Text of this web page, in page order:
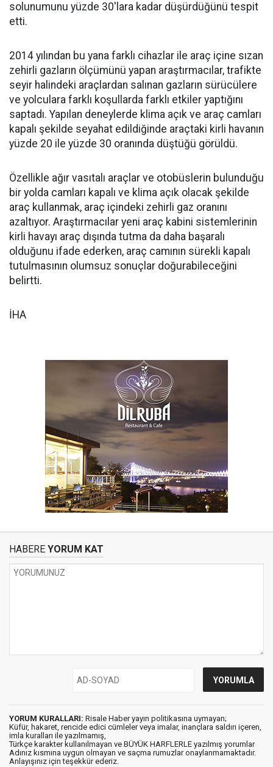
solunumunu yüzde 30'lara kadar düşürdüğünü tespit
etti.
2014 yılından bu yana farklı cihazlar ile araç içine sızan
zehirli gazların ölçümünü yapan araştırmacılar, trafikte
seyir halindeki araçlardan salınan gazların sürücülere
ve yolculara farklı koşullarda farklı etkiler yaptığını
saptadı. Yapılan deneylerde klima açık ve araç camları
kapalı şekilde seyahat edildiğinde araçtaki kirli havanın
yüzde 20 ile yüzde 30 oranında düştüğü görüldü.
Özellikle ağır vasıtalı araçlar ve otobüslerin bulunduğu
bir yolda camları kapalı ve klima açık olacak şekilde
araç kullanmak, araç içindeki zehirli gaz oranını
azaltıyor. Araştırmacılar yeni araç kabini sistemlerinin
kirli havayı araç dışında tutma da daha başaralı
olduğunu ifade ederken, araç camının sürekli kapalı
tutulmasının olumsuz sonuçlar doğurabileceğini
belirtti.
İHA
HABERE YORUM KAT
YORUM KURALLARI: Risale Haber yayın politikasına uymayan;
Küfür, hakaret, rencide edici cümleler veya imalar, inançlara saldırı içeren,
imla kuralları ile yazılmamış,
Türkçe karakter kullanılmayan ve BÜYÜK HARFLERLE yazılmış yorumlar
Adınız kısmına uygun olmayan ve saçma rumuzlar onaylanmamaktadır.
Anlayışınız için teşekkür ederiz.